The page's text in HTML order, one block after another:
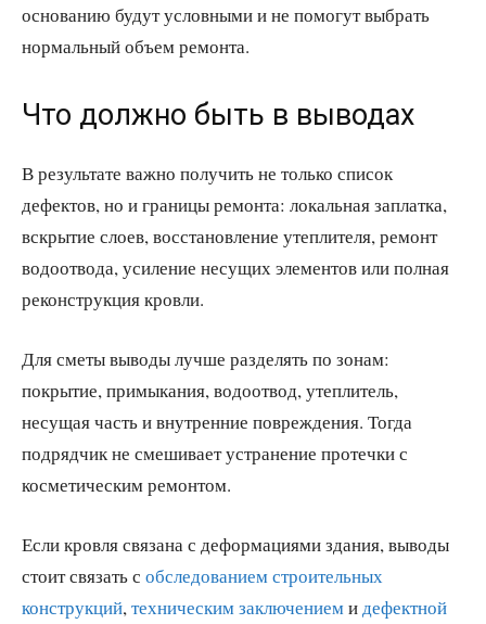
основанию будут условными и не помогут выбрать
нормальный объем ремонта.
Что должно быть в выводах
В результате важно получить не только список
дефектов, но и границы ремонта: локальная заплатка,
вскрытие слоев, восстановление утеплителя, ремонт
водоотвода, усиление несущих элементов или полная
реконструкция кровли.
Для сметы выводы лучше разделять по зонам:
покрытие, примыкания, водоотвод, утеплитель,
несущая часть и внутренние повреждения. Тогда
подрядчик не смешивает устранение протечки с
косметическим ремонтом.
Если кровля связана с деформациями здания, выводы
стоит связать с обследованием строительных
конструкций, техническим заключениеми дефектной